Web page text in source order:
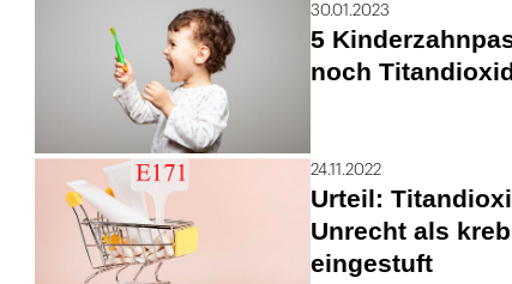
30.01.2023
5
noch
24.11.2022
Urteil:
Unrecht als
eingestuft